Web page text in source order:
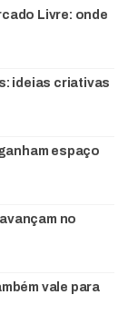
Livre: onde
ideias criativas
espaço
no
vale para